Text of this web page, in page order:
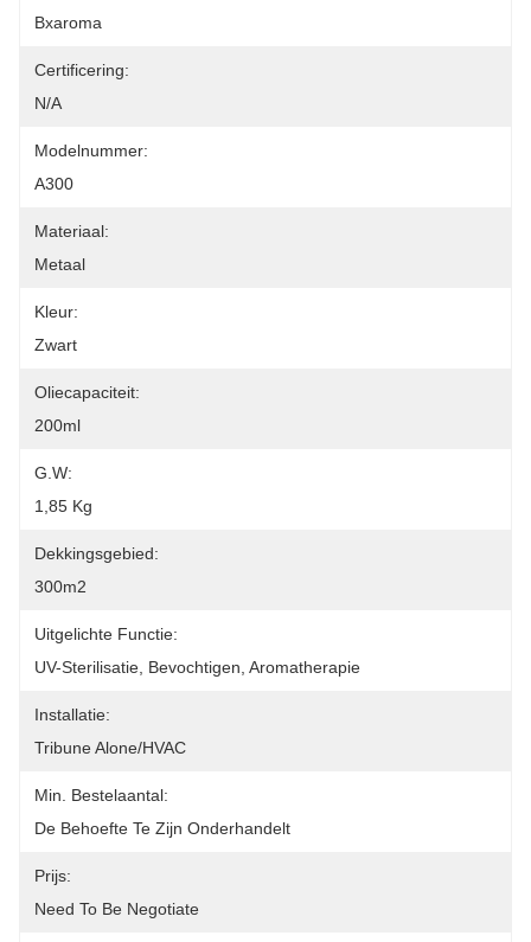
Bxaroma
Certificering:
N/A
Modelnummer:
A300
Materiaal:
Metaal
Kleur:
Zwart
Oliecapaciteit:
200ml
G.W:
1,85 Kg
Dekkingsgebied:
300m2
Uitgelichte Functie:
UV-Sterilisatie, Bevochtigen, Aromatherapie
Installatie:
Tribune Alone/HVAC
Min. Bestelaantal:
De Behoefte Te Zijn Onderhandelt
Prijs:
Need To Be Negotiate